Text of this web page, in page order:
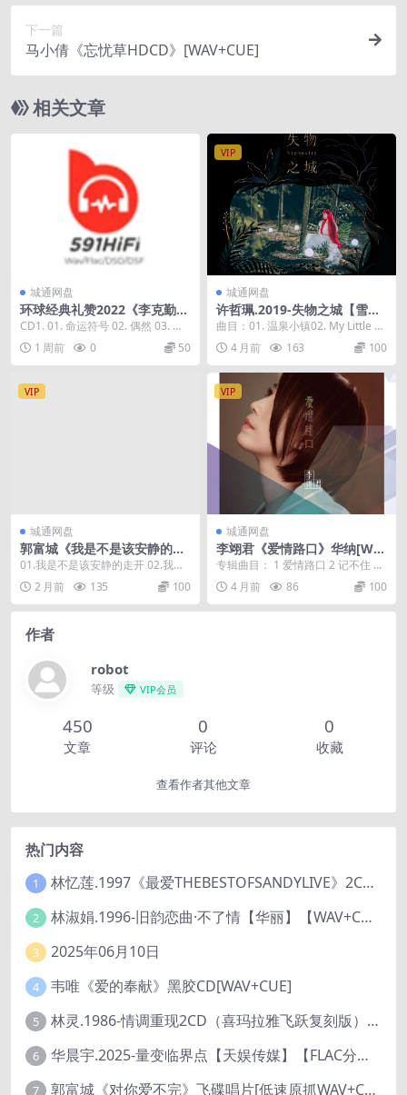
下一篇
马小倩《忘忧草HDCD》[WAV+CUE]
相关文章
城通网盘
环球经典礼赞2022《李克勤》
3CD[WAV+CUE]
CD1. 01. 命运符号 02. 偶然 03. 告
别忧郁 04. 丝丝雨线 0...
1 周前 0 50
VIP
城通网盘
许哲珮.2019-失物之城【雪人
音乐】【FLAC分轨】
曲目：01. 温泉小镇02. My Little Se
cret03. 石板画家之...
4 月前 163 100
VIP
城通网盘
郭富城《我是不是该安静的走
开》飞碟唱片[低速原抓WAV+
01.我是不是该安静的走开 02.我想
偷偷对你说我爱你 03.I Wanna H...
2 月前 135 100
VIP
城通网盘
李翊君《爱情路口》华纳[WA
V]
专辑曲目： 1 爱情路口 2 记不住 3
放心 李翊君;江宏恩 4 背叛无所谓...
4 月前 86 100
作者
robot
等级 VIP会员
450
文章
0
评论
0
收藏
查看作者其他文章
热门内容
1 林忆莲.1997《最爱THEBESTOFSANDYLIVE》2CD【滚石】
2 林淑娟.1996-旧韵恋曲·不了情【华丽】【WAV+CUE】
3 2025年06月10日
4 韦唯《爱的奉献》黑胶CD[WAV+CUE]
5 林灵.1986-情调重现2CD（喜玛拉雅飞跃复刻版）【海丽】
6 华晨宇.2025-量变临界点【天娱传媒】【FLAC分轨】
7 郭富城《对你爱不完》飞碟唱片[低速原抓WAV+CUE]